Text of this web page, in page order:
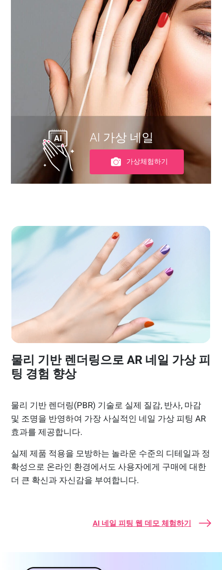
AI 가상 네일
가상체험하기
물리 기반 렌더링으로 AR 네일 가상 피
팅 경험 향상
물리 기반 렌더링(PBR) 기술로 실제 질감, 반사, 마감
및 조명을 반영하여 가장 사실적인 네일 가상 피팅 AR
효과를 제공합니다.
실제 제품 적용을 모방하는 놀라운 수준의 디테일과 정
확성으로 온라인 환경에서도 사용자에게 구매에 대한
더 큰 확신과 자신감을 부여합니다.
AI 네일 피팅 웹 데모 체험하기